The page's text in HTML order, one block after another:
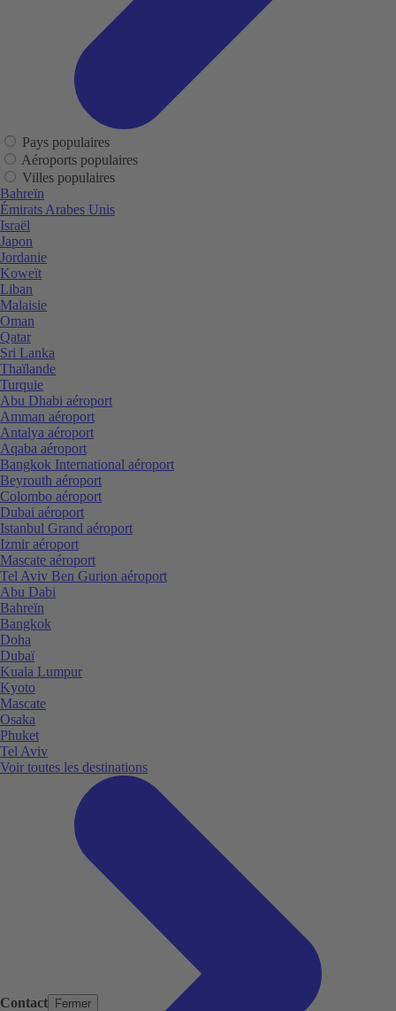
Contact Fermer
Pays populaires
Aéroports populaires
Villes populaires
Bahreïn
Émirats Arabes Unis
Israël
Japon
Jordanie
Koweït
Liban
Malaisie
Oman
Qatar
Sri Lanka
Thaïlande
Turquie
Abu Dhabi aéroport
Amman aéroport
Antalya aéroport
Aqaba aéroport
Bangkok International aéroport
Beyrouth aéroport
Colombo aéroport
Dubai aéroport
Istanbul Grand aéroport
Izmir aéroport
Mascate aéroport
Tel Aviv Ben Gurion aéroport
Abu Dabi
Bahreïn
Bangkok
Doha
Dubaï
Kuala Lumpur
Kyoto
Mascate
Osaka
Phuket
Tel Aviv
Voir toutes les destinations